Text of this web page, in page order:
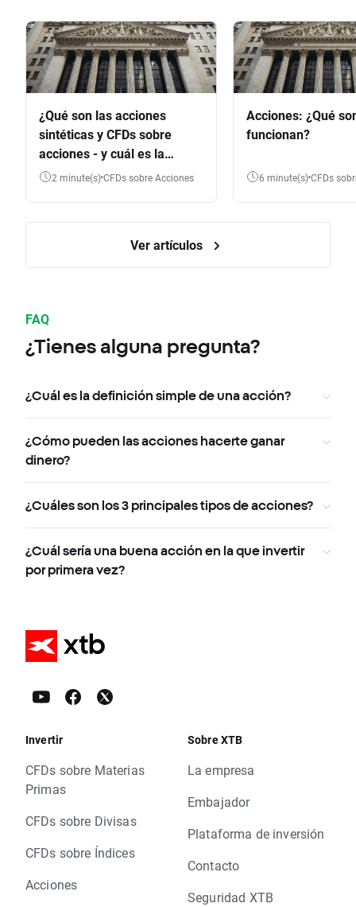
¿Qué son las acciones
sintéticas y CFDs sobre
acciones - y cuál es la
diferencia?
2 minute(s) CFDs sobre Acciones
Acciones: ¿Qué
funcionan?
6 minute(s) CFDs
Ver artículos
FAQ
¿Tienes alguna pregunta?
¿Cuál es la definición simple de una acción?
¿Cómo pueden las acciones hacerte ganar
dinero?
¿Cuáles son los 3 principales tipos de acciones?
¿Cuál sería una buena acción en la que invertir
por primera vez?
Invertir
CFDs sobre Materias
Primas
CFDs sobre Divisas
CFDs sobre Índices
Acciones
Sobre XTB
La empresa
Embajador
Plataforma de inversión
Contacto
Seguridad XTB